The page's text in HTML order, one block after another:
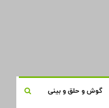
گوش و حلق و بینی